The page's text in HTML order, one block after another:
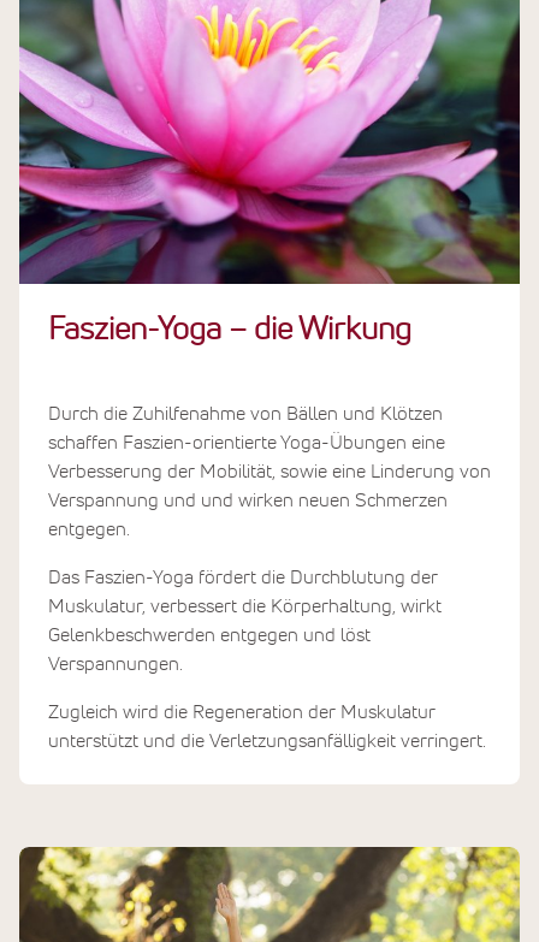
Faszien-Yoga – die Wirkung
Durch die Zuhilfenahme von Bällen und Klötzen
schaffen Faszien-orientierte Yoga-Übungen eine
Verbesserung der Mobilität, sowie eine Linderung von
Verspannung und und wirken neuen Schmerzen
entgegen.
Das Faszien-Yoga fördert die Durchblutung der
Muskulatur, verbessert die Körperhaltung, wirkt
Gelenkbeschwerden entgegen und löst
Verspannungen.
Zugleich wird die Regeneration der Muskulatur
unterstützt und die Verletzungsanfälligkeit verringert.